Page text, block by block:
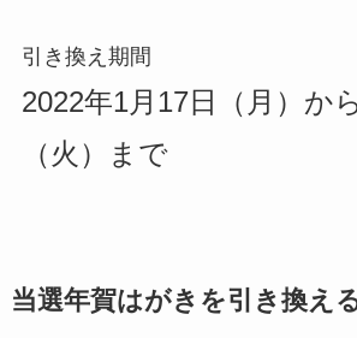
引き換え期間
2022年1月17日（月）か
（火）まで
当選年賀はがきを引き換え